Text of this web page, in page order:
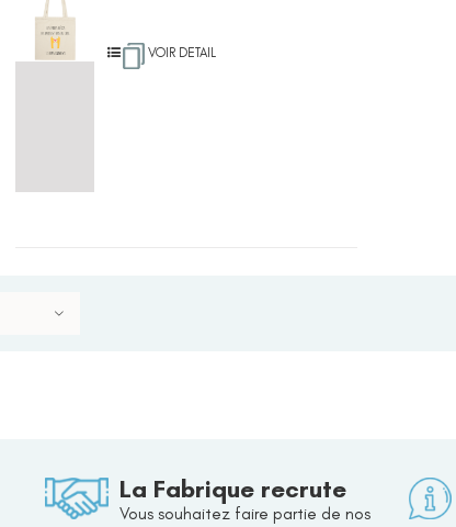
VOIR DETAIL
La Fabrique recrute
Vous souhaitez faire partie de nos